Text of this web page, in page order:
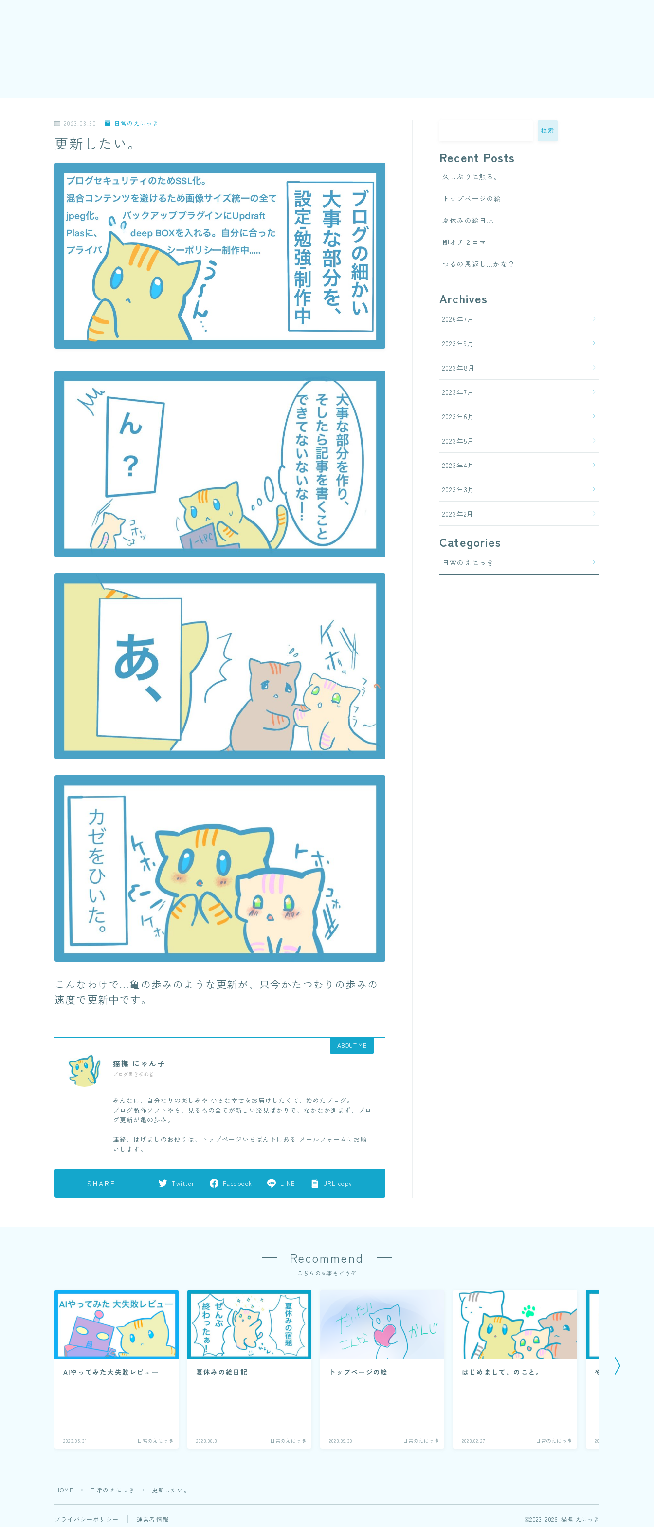
2023.03.30 日常のえにっき
更新したい。
こんなわけで…亀の歩みのような更新が、只今かたつむりの歩みの
速度で更新中です。
ABOUT ME
猫撫 にゃん子
ブログ書き初心者
みんなに、自分なりの楽しみや 小さな幸せをお届けしたくて、始めたブログ。
ブログ製作ソフトやら、見るもの全てが新しい発見ばかりで、なかなか進まず、ブロ
グ更新が亀の歩み。
連絡、はげましのお便りは、トップページいちばん下にある メールフォームにお願
いします。
SHARE Twitter Facebook LINE URL copy
検索
Recent Posts
久しぶりに触る。
トップページの絵
夏休みの絵日記
即オチ２コマ
つるの恩返し…かな？
Archives
2026年7月
2023年9月
2023年8月
2023年7月
2023年6月
2023年5月
2023年4月
2023年3月
2023年2月
Categories
日常のえにっき
Recommend
こちらの記事もどうぞ
AIやってみた大失敗レビュー
2023.05.31 日常のえにっき
夏休みの絵日記
2023.08.31 日常のえにっき
トップページの絵
2023.09.30 日常のえにっき
はじめまして、のこと。
2023.02.27 日常のえにっき
やりたいこと
2023.04.28
HOME ＞ 日常のえにっき ＞ 更新したい。
プライバシーポリシー 運営者情報 2023–2026 猫撫 えにっき